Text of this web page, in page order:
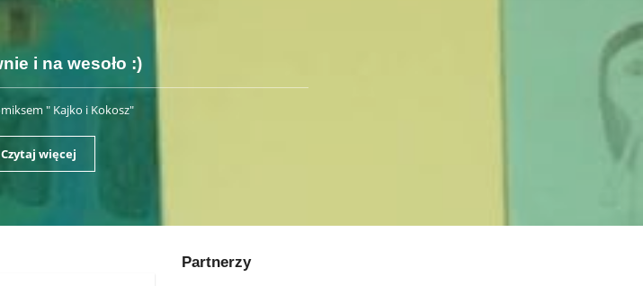
i na wesoło :)
" Kajko i Kokosz"
Czytaj więcej
Partnerzy